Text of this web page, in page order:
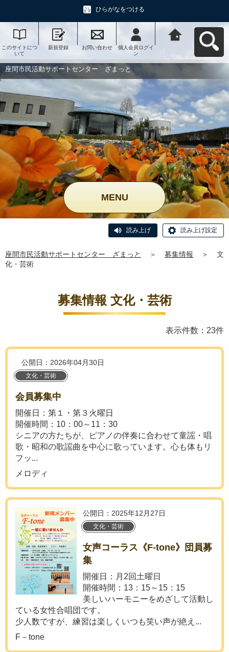
ひらがなをつける
このサイトにつ
いて
新規登録 お問い合わせ
個人会員ログイ
ン
ー ざまっとへ
座間市民活動サポートセンター ざまっと
MENU
読み上げ 読み上げ設定
座間市民活動サポートセンター ざまっと ＞ 募集情報 ＞
文
化・芸術
募集情報 文化・芸術
表示件数：23件
公開日：2026年04月30日
文化・芸術
会員募集中
開催日：第１・第３火曜日
開催時間：10：00～11：30
シニアの方たちが、ピアノの伴奏に合わせて童謡・唱
歌・昭和の歌謡曲を中心に歌っています。心も体もリ
フッ...
メロディ
公開日：2025年12月27日
文化・芸術
女声コーラス《F-tone》団員募
集
開催日：月2回土曜日
開催時間：13：15～15：15
美しいハーモニーをめざして活動し
ている女性合唱団です。
少人数ですが、練習は楽しくいつも笑い声が絶え...
F－tone